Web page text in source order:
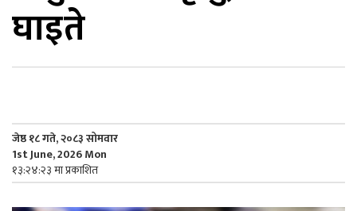
घाइते
जेष्ठ १८ गते, २०८३ सोमवार
1st June, 2026 Mon
१३:२४:२३ मा प्रकाशित